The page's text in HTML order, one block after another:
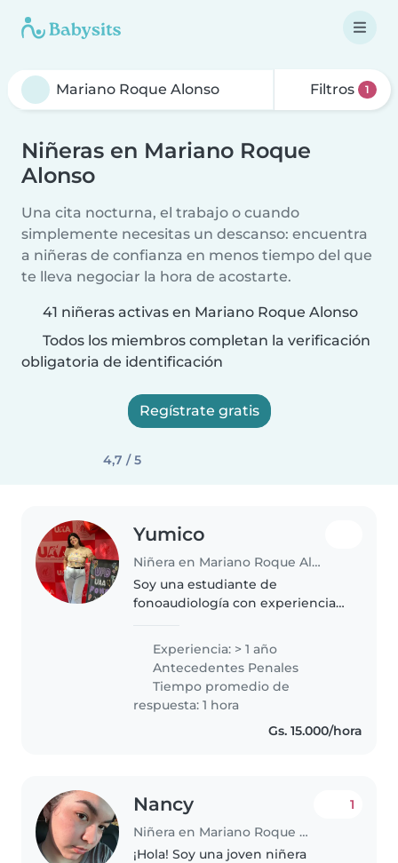
Filtros 1
Niñeras en Mariano Roque
Alonso
Una cita nocturna, el trabajo o cuando
simplemente necesitas un descanso: encuentra
a niñeras de confianza en menos tiempo del que
te lleva negociar la hora de acostarte.
41 niñeras activas en Mariano Roque Alonso
Todos los miembros completan la verificación
obligatoria de identificación
Regístrate gratis
4,7 / 5
Yumico
Niñera en Mariano Roque Alonso
Soy una estudiante de
fonoaudiología con experiencia
Me encanta trabajar con niños
con necesidades especiales,
como tdah hipoacusia o
discapacidad motora...
Experiencia: > 1 año
Antecedentes Penales
Tiempo promedio de
respuesta: 1 hora
Gs. 15.000/hora
Nancy
Niñera en Mariano Roque Alonso
1
¡Hola! Soy una joven niñera